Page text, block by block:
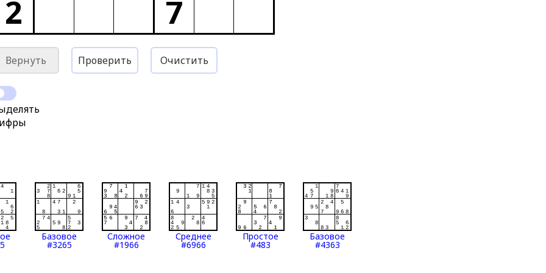
2 7
Вернуть Проверить Очистить
Базовое
#3265
Сложное
#1966
Среднее
#6966
Простое
#483
Базовое
#4363